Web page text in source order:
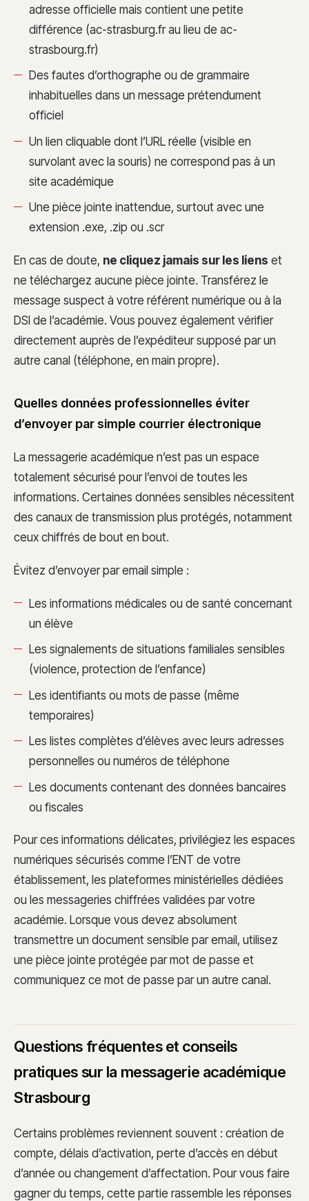
adresse officielle mais contient une petite
différence (ac-strasburg.fr au lieu de ac-
strasbourg.fr)
Des fautes d’orthographe ou de grammaire
inhabituelles dans un message prétendument
officiel
Un lien cliquable dont l’URL réelle (visible en
survolant avec la souris) ne correspond pas à un
site académique
Une pièce jointe inattendue, surtout avec une
extension .exe, .zip ou .scr
En cas de doute, ne cliquez jamais sur les liens et
ne téléchargez aucune pièce jointe. Transférez le
message suspect à votre référent numérique ou à la
DSI de l’académie. Vous pouvez également vérifier
directement auprès de l’expéditeur supposé par un
autre canal (téléphone, en main propre).
Quelles données professionnelles éviter
d’envoyer par simple courrier électronique
La messagerie académique n’est pas un espace
totalement sécurisé pour l’envoi de toutes les
informations. Certaines données sensibles nécessitent
des canaux de transmission plus protégés, notamment
ceux chiffrés de bout en bout.
Évitez d’envoyer par email simple :
Les informations médicales ou de santé concernant
un élève
Les signalements de situations familiales sensibles
(violence, protection de l’enfance)
Les identifiants ou mots de passe (même
temporaires)
Les listes complètes d’élèves avec leurs adresses
personnelles ou numéros de téléphone
Les documents contenant des données bancaires
ou fiscales
Pour ces informations délicates, privilégiez les espaces
numériques sécurisés comme l’ENT de votre
établissement, les plateformes ministérielles dédiées
ou les messageries chiffrées validées par votre
académie. Lorsque vous devez absolument
transmettre un document sensible par email, utilisez
une pièce jointe protégée par mot de passe et
communiquez ce mot de passe par un autre canal.
Questions fréquentes et conseils
pratiques sur la messagerie académique
Strasbourg
Certains problèmes reviennent souvent : création de
compte, délais d’activation, perte d’accès en début
d’année ou changement d’affectation. Pour vous faire
gagner du temps, cette partie rassemble les réponses